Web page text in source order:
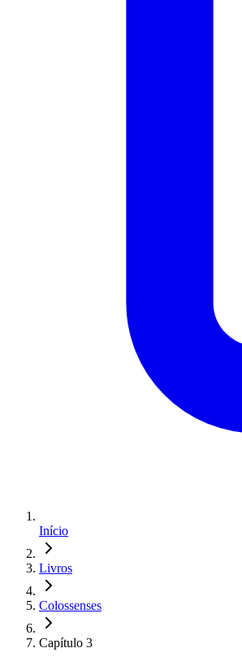
Início
Livros
Colossenses
Capítulo 3